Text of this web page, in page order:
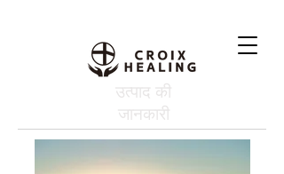
उत्पाद की
जानकारी